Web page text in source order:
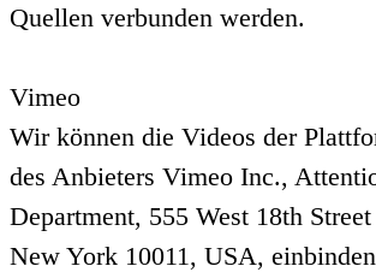
Quellen verbunden werden.
Vimeo
Wir können die Videos der
des Anbieters Vimeo Inc.,
Department, 555 West 18th
New York 10011, USA,